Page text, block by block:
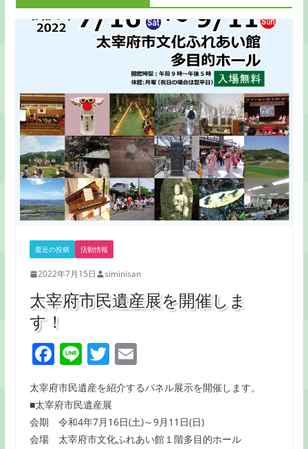
最近の投稿 活動情報
2022年7月15日 siminisan
太宰府市民遺産展を開催しま
す！
F
a
c
e
b
Li
n
e
T
w
itt
er
E
m
ai
l
太宰府市民遺産を紹介するパネル展示を開催します。
■太宰府市民遺産展
会期 令和4年7月16日(土)～9月11日(日)
会場 太宰府市文化ふれあい館１階多目的ホール